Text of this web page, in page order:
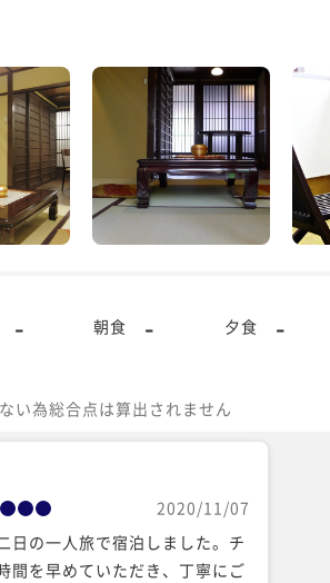
- 朝食 - 夕食 -
い為総合点は算出されません
2020/11/07
日の一人旅で宿泊しました。チ
間を早めていただき、丁寧にご